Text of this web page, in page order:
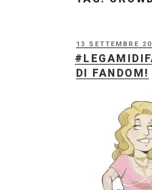
PUBBLICATO
IL
13 SETTEMBRE
DI FANDOM!